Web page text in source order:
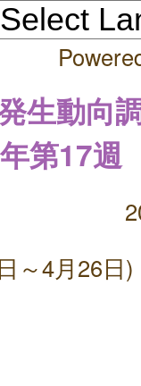
生動向
第17週
～4月26日)